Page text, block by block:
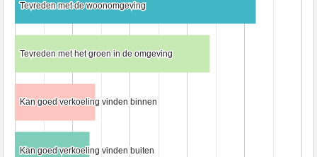
Tevreden met de woonomgeving
Tevreden met de woonomgeving
Tevreden met het groen in de omgeving
Tevreden met het groen in de omgeving
Kan goed verkoeling vinden binnen
Kan goed verkoeling vinden binnen
Kan goed verkoeling vinden buiten
Kan goed verkoeling vinden buiten